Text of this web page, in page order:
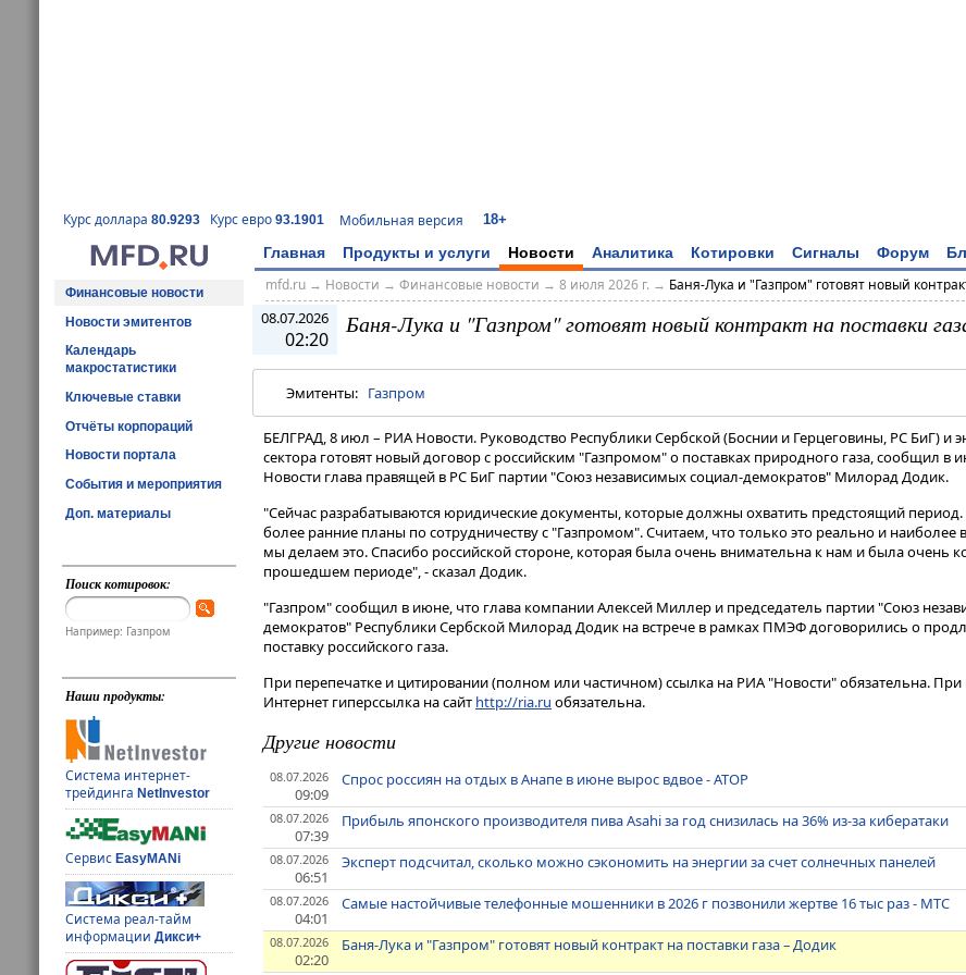
Курс доллара 80.9293 Курс евро 93.1901 Мобильная версия 18+
Главная Продукты и услуги Новости Аналитика Котировки Сигналы Форум
Финансовые новости
Новости эмитентов
Календарь
макростатистики
Ключевые ставки
Отчёты корпораций
Новости портала
События и мероприятия
Доп. материалы
Поиск котировок:
Например: Газпром
Наши продукты:
Система интернет-
трейдингаNetInvestor
СервисEasyMANi
Система реал-тайм
информацииДикси+
mfd.ru→ Новости → Финансовые новости → 8 июля 2026 г. → Баня-Лука и "Газпром" готовят новый
08.07.2026
02:20
Баня-Лука и "Газпром" готовят новый контракт на поставки
Эмитенты: Газпром
БЕЛГРАД, 8 июл – РИА Новости. Руководство Республики Сербской (Боснии и Герцеговины, РС БиГ) и
сектора готовят новый договор с российским "Газпромом" о поставках природного газа, сообщил в
Новости глава правящей в РС БиГ партии "Союз независимых социал-демократов" Милорад Додик.
"Сейчас разрабатываются юридические документы, которые должны охватить предстоящий
более ранние планы по сотрудничеству с "Газпромом". Считаем, что только это реально и наиболее
мы делаем это. Спасибо российской стороне, которая была очень внимательна к нам и была очень
прошедшем периоде", - сказал Додик.
"Газпром" сообщил в июне, что глава компании Алексей Миллер и председатель партии "Союз
демократов" Республики Сербской Милорад Додик на встрече в рамках ПМЭФ договорились о
поставку российского газа.
При перепечатке и цитировании (полном или частичном) ссылка на РИА "Новости" обязательна. При
Интернет гиперссылка на сайт http://ria.ru обязательна.
Другие новости
08.07.2026
09:09
Спрос россиян на отдых в Анапе в июне вырос вдвое - АТОР
08.07.2026
07:39
Прибыль японского производителя пива Asahi за год снизилась на 36% из-за кибератаки
08.07.2026
06:51
Эксперт подсчитал, сколько можно сэкономить на энергии за счет солнечных панелей
08.07.2026
04:01
Самые настойчивые телефонные мошенники в 2026 г позвонили жертве 16 тыс раз - МТС
08.07.2026
02:20
Баня-Лука и "Газпром" готовят новый контракт на поставки газа – Додик